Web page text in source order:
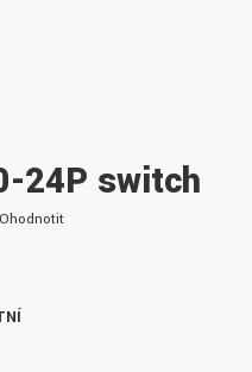
24P switch
Ohodnotit